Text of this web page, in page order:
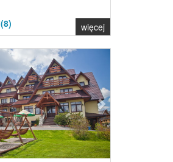
(8)
więcej